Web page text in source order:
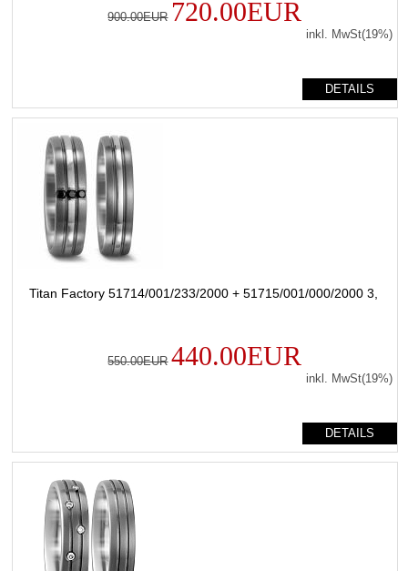
900.00EUR 720.00EUR
inkl. MwSt(19%)
DETAILS
Titan Factory 51714/001/233/2000 + 51715/001/000/2000 3,
550.00EUR 440.00EUR
inkl. MwSt(19%)
DETAILS